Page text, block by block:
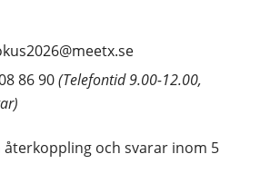
86 90 (Telefontid 9.00-12.00,
och svarar inom 5